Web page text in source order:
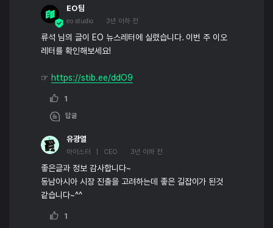
EO팀
eo studio 3년 이하 전
류석 님의 글이 EO 뉴스레터에 실렸습니다. 이번 주 이오
레터를 확인해보세요!
☞ https://stib.ee/ddO9
1
답글
유광열
마이스터 | CEO 3년 이하 전
좋은글과 정보 감사합니다~
동남아시아 시장 진출을 고려하는데 좋은 길잡이가 된것
같습니다~^^
1